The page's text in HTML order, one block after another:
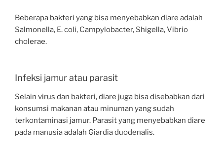
Beberapa bakteri yang bisa menyebabkan diare adalah
Salmonella, E. coli, Campylobacter, Shigella, Vibrio
cholerae.
Infeksi jamur atau parasit
Selain virus dan bakteri, diare juga bisa disebabkan dari
konsumsi makanan atau minuman yang sudah
terkontaminasi jamur. Parasit yang menyebabkan diare
pada manusia adalah Giardia duodenalis.